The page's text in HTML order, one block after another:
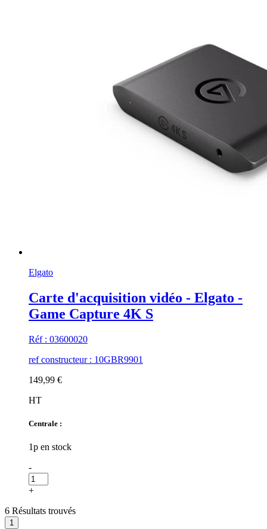
Elgato
Carte d'acquisition vidéo - Elgato -
Game Capture 4K S
Réf : 03600020
ref constructeur : 10GBR9901
149,99 €
HT
Centrale :
1p en stock
-
+
6 Résultats trouvés